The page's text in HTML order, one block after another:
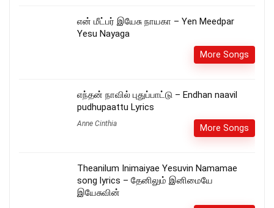
என் மீட்பர் இயேசு நாயகா – Yen Meedpar
Yesu Nayaga
More Songs
எந்தன் நாவில் புதுப்பாட்டு – Endhan naavil
pudhupaattu Lyrics
Anne Cinthia More Songs
Theanilum Inimaiyae Yesuvin Namamae
song lyrics – தேனிலும் இனிமையே
இயேசுவின்